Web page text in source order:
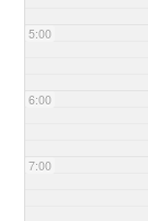
5:00
6:00
7:00